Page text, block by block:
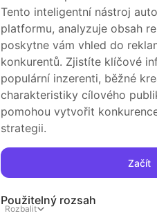
Tento inteligentní nástroj
platformu, analyzuje obsah
poskytne vám vhled do
konkurentů. Zjistíte klíčové
populární inzerenti, běžné
charakteristiky cílového
pomohou vytvořit
strategii.
Začít
Použitelný rozsah
Rozbalit